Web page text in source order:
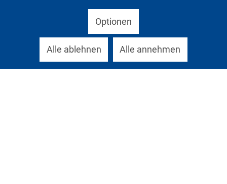
Optionen
Alle ablehnen Alle annehmen